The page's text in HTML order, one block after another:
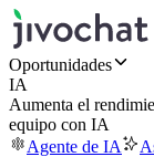
Oportunidades
IA
Aumenta el
equipo con IA
Agente de IA